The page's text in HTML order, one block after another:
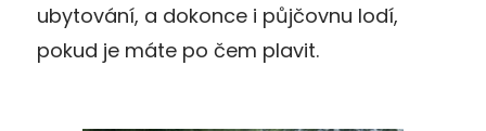
ubytování, a dokonce i půjčovnu lodí,
pokud je máte po čem plavit.